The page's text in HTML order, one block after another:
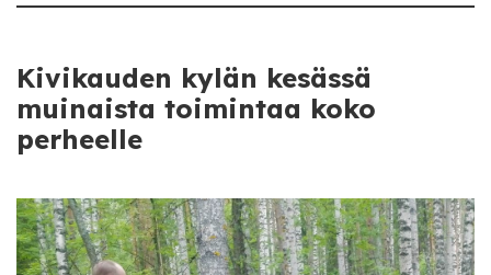
Kivikauden kylän kesässä
muinaista toimintaa koko
perheelle